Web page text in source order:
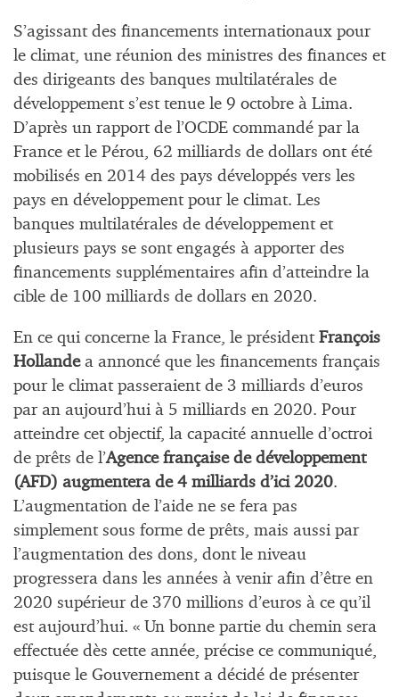
S’agissant des financements internationaux pour
le climat, une réunion des ministres des finances et
des dirigeants des banques multilatérales de
développement s’est tenue le 9 octobre à Lima.
D’après un rapport de l’OCDE commandé par la
France et le Pérou, 62 milliards de dollars ont été
mobilisés en 2014 des pays développés vers les
pays en développement pour le climat. Les
banques multilatérales de développement et
plusieurs pays se sont engagés à apporter des
financements supplémentaires afin d’atteindre la
cible de 100 milliards de dollars en 2020.
En ce qui concerne la France, le président François
Hollandea annoncé que les financements français
pour le climat passeraient de 3 milliards d’euros
par an aujourd’hui à 5 milliards en 2020. Pour
atteindre cet objectif, la capacité annuelle d’octroi
de prêts de l’Agence française de développement
(AFD) augmentera de 4 milliards d’ici 2020.
L’augmentation de l’aide ne se fera pas
simplement sous forme de prêts, mais aussi par
l’augmentation des dons, dont le niveau
progressera dans les années à venir afin d’être en
2020 supérieur de 370 millions d’euros à ce qu’il
est aujourd’hui. « Un bonne partie du chemin sera
effectuée dès cette année, précise ce communiqué,
puisque le Gouvernement a décidé de présenter